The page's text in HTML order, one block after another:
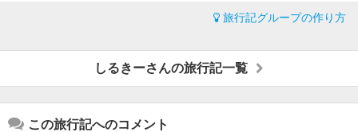
旅行記グループの作り方
しるきーさんの旅行記一覧
この旅行記へのコメント